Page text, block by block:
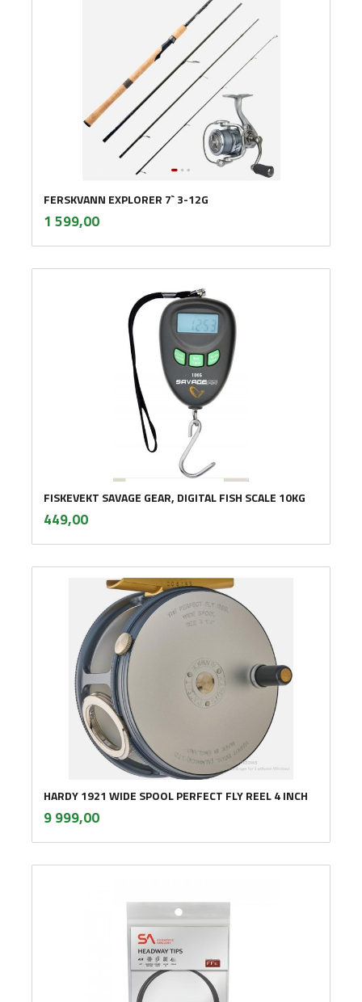
FERSKVANN EXPLORER 7` 3-12G
Pris
1 599,00mva.
FISKEVEKT SAVAGE GEAR, DIGITAL FISH SCALE 10KG
Pris
449,00mva.
HARDY 1921 WIDE SPOOL PERFECT FLY REEL 4 INCH
Pris
9 999,00mva.